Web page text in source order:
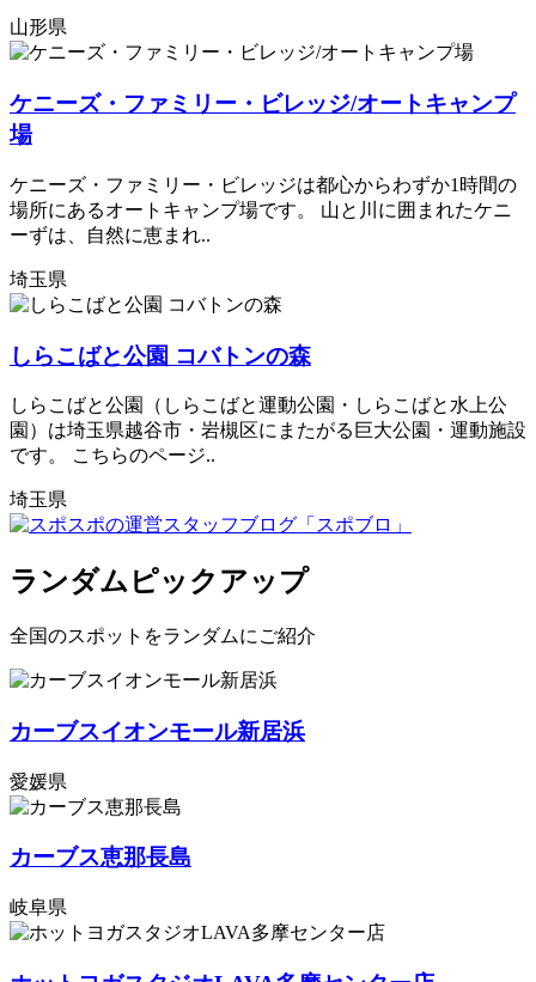
山形県
ケニーズ・ファミリー・ビレッジ/オートキャンプ
場
ケニーズ・ファミリー・ビレッジは都心からわずか1時間の
場所にあるオートキャンプ場です。 山と川に囲まれたケニ
ーずは、自然に恵まれ..
埼玉県
しらこばと公園 コバトンの森
しらこばと公園（しらこばと運動公園・しらこばと水上公
園）は埼玉県越谷市・岩槻区にまたがる巨大公園・運動施設
です。 こちらのページ..
埼玉県
ランダムピックアップ
全国のスポットをランダムにご紹介
カーブスイオンモール新居浜
愛媛県
カーブス恵那長島
岐阜県